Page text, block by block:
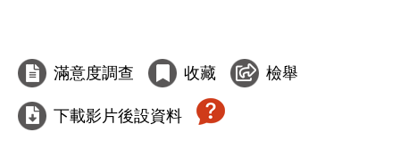
滿意度調查 收藏 檢舉
下載影片後設資料